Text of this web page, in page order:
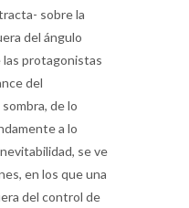
sobre la
del ángulo
las protagonistas
del
de lo
a lo
se ve
en los que una
del control de